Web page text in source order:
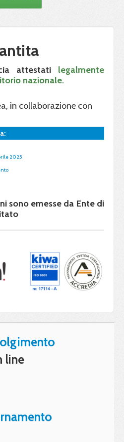
attestati legalmente
nazionale.
in collaborazione con
2025
sono emesse da Ente di
line